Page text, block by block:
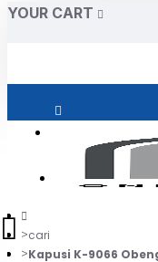
YOUR CART
cari
Kapusi K-9066